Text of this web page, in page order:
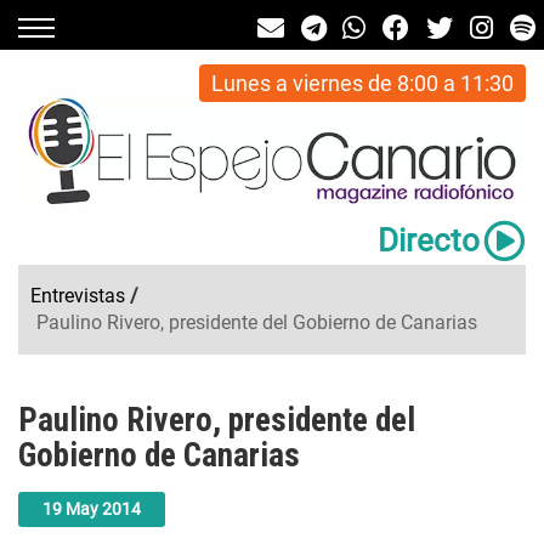
Lunes a viernes de 8:00 a 11:30
Directo
Entrevistas /
Paulino Rivero, presidente del Gobierno de Canarias
19 May2014
Paulino Rivero, presidente del
Gobierno de Canarias